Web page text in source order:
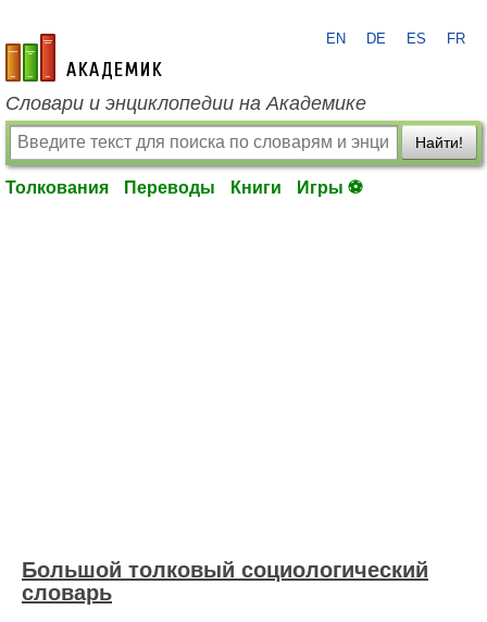
academic.ru
EN DE ES FR
Словари и энциклопедии на Академике
Найти!
Толкования Переводы Книги Игры ⚽
Большой толковый социологический
словарь